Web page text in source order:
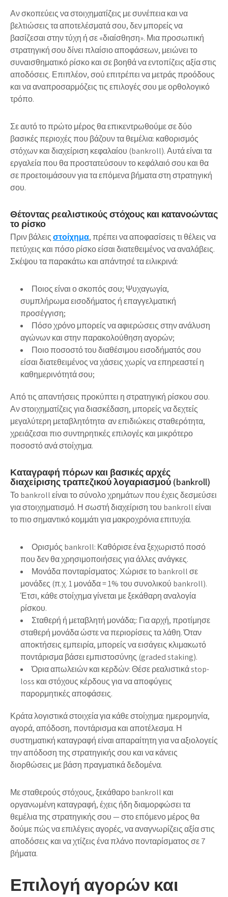
Αν σκοπεύεις να στοιχηματίζεις με συνέπεια και να
βελτιώσεις τα αποτελέσματά σου, δεν μπορείς να
βασίζεσαι στην τύχη ή σε «διαίσθηση». Μια προσωπική
στρατηγική σου δίνει πλαίσιο αποφάσεων, μειώνει το
συναισθηματικό ρίσκο και σε βοηθά να εντοπίζεις αξία στις
αποδόσεις. Επιπλέον, σού επιτρέπει να μετράς προόδους
και να αναπροσαρμόζεις τις επιλογές σου με ορθολογικό
τρόπο.
Σε αυτό το πρώτο μέρος θα επικεντρωθούμε σε δύο
βασικές περιοχές που βάζουν τα θεμέλια: καθορισμός
στόχων και διαχείριση κεφαλαίου (bankroll). Αυτά είναι τα
εργαλεία που θα προστατεύσουν το κεφάλαιό σου και θα
σε προετοιμάσουν για τα επόμενα βήματα στη στρατηγική
σου.
Θέτοντας ρεαλιστικούς στόχους και κατανοώντας
το ρίσκο
Πριν βάλειςστοίχημα, πρέπει να αποφασίσεις τι θέλεις να
πετύχεις και πόσο ρίσκο είσαι διατεθειμένος να αναλάβεις.
Σκέψου τα παρακάτω και απάντησέ τα ειλικρινά:
Ποιος είναι ο σκοπός σου; Ψυχαγωγία,
συμπλήρωμα εισοδήματος ή επαγγελματική
προσέγγιση;
Πόσο χρόνο μπορείς να αφιερώσεις στην ανάλυση
αγώνων και στην παρακολούθηση αγορών;
Ποιο ποσοστό του διαθέσιμου εισοδήματός σου
είσαι διατεθειμένος να χάσεις χωρίς να επηρεαστεί η
καθημερινότητά σου;
Από τις απαντήσεις προκύπτει η στρατηγική ρίσκου σου.
Αν στοιχηματίζεις για διασκέδαση, μπορείς να δεχτείς
μεγαλύτερη μεταβλητότητα· αν επιδιώκεις σταθερότητα,
χρειάζεσαι πιο συντηρητικές επιλογές και μικρότερο
ποσοστό ανά στοίχημα.
Καταγραφή πόρων και βασικές αρχές
διαχείρισης τραπεζικού λογαριασμού (bankroll)
Το bankroll είναι το σύνολο χρημάτων που έχεις δεσμεύσει
για στοιχηματισμό. Η σωστή διαχείριση του bankroll είναι
το πιο σημαντικό κομμάτι για μακροχρόνια επιτυχία.
Ορισμός bankroll: Καθόρισε ένα ξεχωριστό ποσό
που δεν θα χρησιμοποιήσεις για άλλες ανάγκες.
Μονάδα πονταρίσματος: Χώρισε το bankroll σε
μονάδες (π.χ. 1 μονάδα = 1% του συνολικού bankroll).
Έτσι, κάθε στοίχημα γίνεται με ξεκάθαρη αναλογία
ρίσκου.
Σταθερή ή μεταβλητή μονάδα;: Για αρχή, προτίμησε
σταθερή μονάδα ώστε να περιορίσεις τα λάθη. Όταν
αποκτήσεις εμπειρία, μπορείς να εισάγεις κλιμακωτό
ποντάρισμα βάσει εμπιστοσύνης (graded staking).
Όρια απωλειών και κερδών: Θέσε ρεαλιστικά stop-
loss και στόχους κέρδους για να αποφύγεις
παρορμητικές αποφάσεις.
Κράτα λογιστικά στοιχεία για κάθε στοίχημα: ημερομηνία,
αγορά, απόδοση, ποντάρισμα και αποτέλεσμα. Η
συστηματική καταγραφή είναι απαραίτητη για να αξιολογείς
την απόδοση της στρατηγικής σου και να κάνεις
διορθώσεις με βάση πραγματικά δεδομένα.
Με σταθερούς στόχους, ξεκάθαρο bankroll και
οργανωμένη καταγραφή, έχεις ήδη διαμορφώσει τα
θεμέλια της στρατηγικής σου — στο επόμενο μέρος θα
δούμε πώς να επιλέγεις αγορές, να αναγνωρίζεις αξία στις
αποδόσεις και να χτίζεις ένα πλάνο πονταρίσματος σε 7
βήματα.
Επιλογή αγορών και